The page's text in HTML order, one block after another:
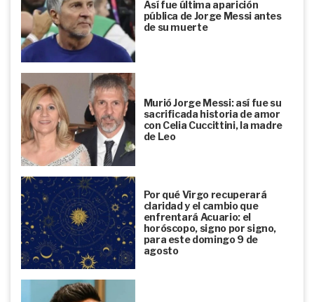
Así fue última aparición
pública de Jorge Messi antes
de su muerte
Murió Jorge Messi: así fue su
sacrificada historia de amor
con Celia Cuccittini, la madre
de Leo
Por qué Virgo recuperará
claridad y el cambio que
enfrentará Acuario: el
horóscopo, signo por signo,
para este domingo 9 de
agosto